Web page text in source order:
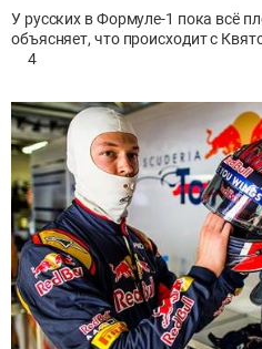
У русских в Формуле-1 пока всё
объясняет, что происходит с
4